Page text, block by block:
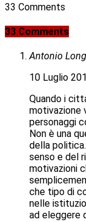
33 Comments
33 Comments
Antonio
10 Luglio
Quando i
motivazione
personaggi
Non è una
della
senso e del
motivazioni
che tipo di
nelle
ad eleggere